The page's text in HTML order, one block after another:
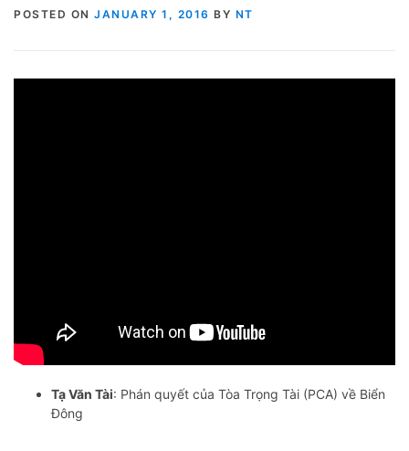
POSTED ON JANUARY 1, 2016 BY NT
Tạ Văn Tài: Phán quyết của Tòa Trọng Tài (PCA) về Biển
Đông